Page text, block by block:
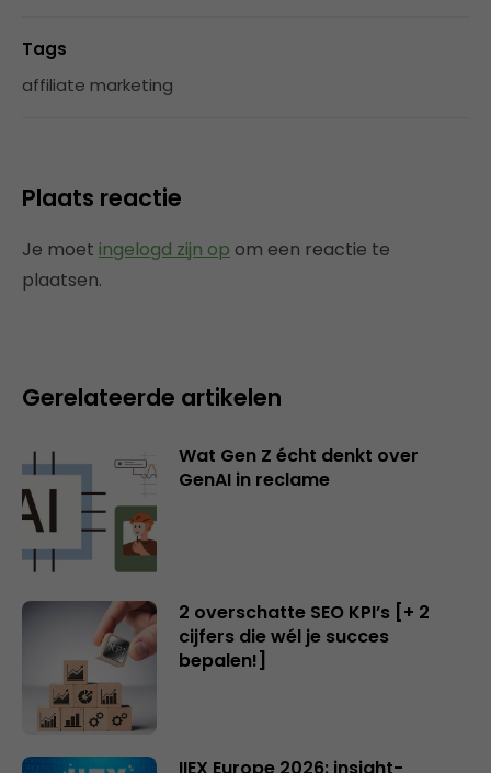
Tags
affiliate marketing
Plaats reactie
Je moet ingelogd zijn op om een reactie te
plaatsen.
Gerelateerde artikelen
Wat Gen Z écht denkt over
GenAI in reclame
2 overschatte SEO KPI’s [+ 2
cijfers die wél je succes
bepalen!]